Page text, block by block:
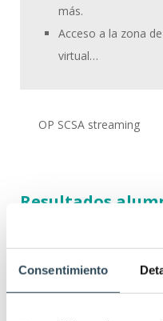
Consentimiento
más.
Acceso a la zona
virtual…
OP SCSA streaming
Resultados